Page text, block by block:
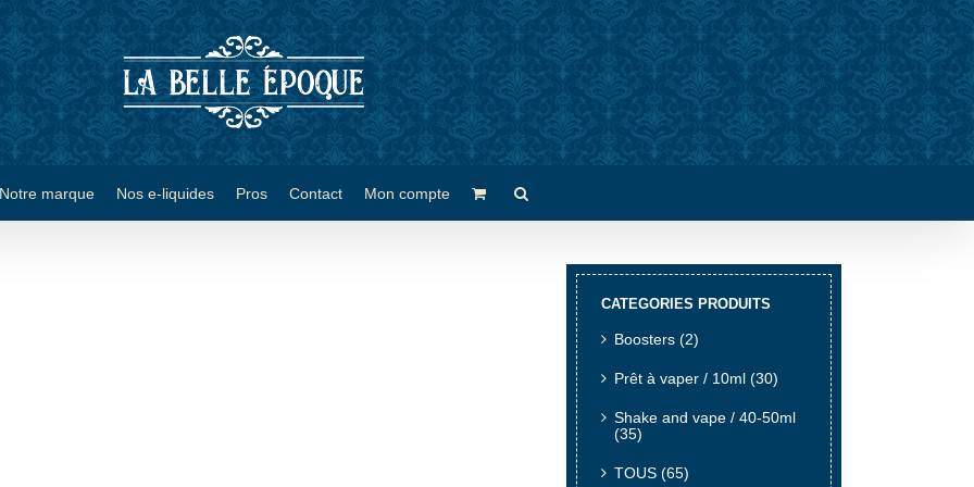
Notre marque Nos e-liquides Pros Contact Mon compte
CATEGORIES PRODUITS
Boosters (2)
Prêt à vaper / 10ml (30)
Shake and vape / 40-50ml
(35)
TOUS (65)